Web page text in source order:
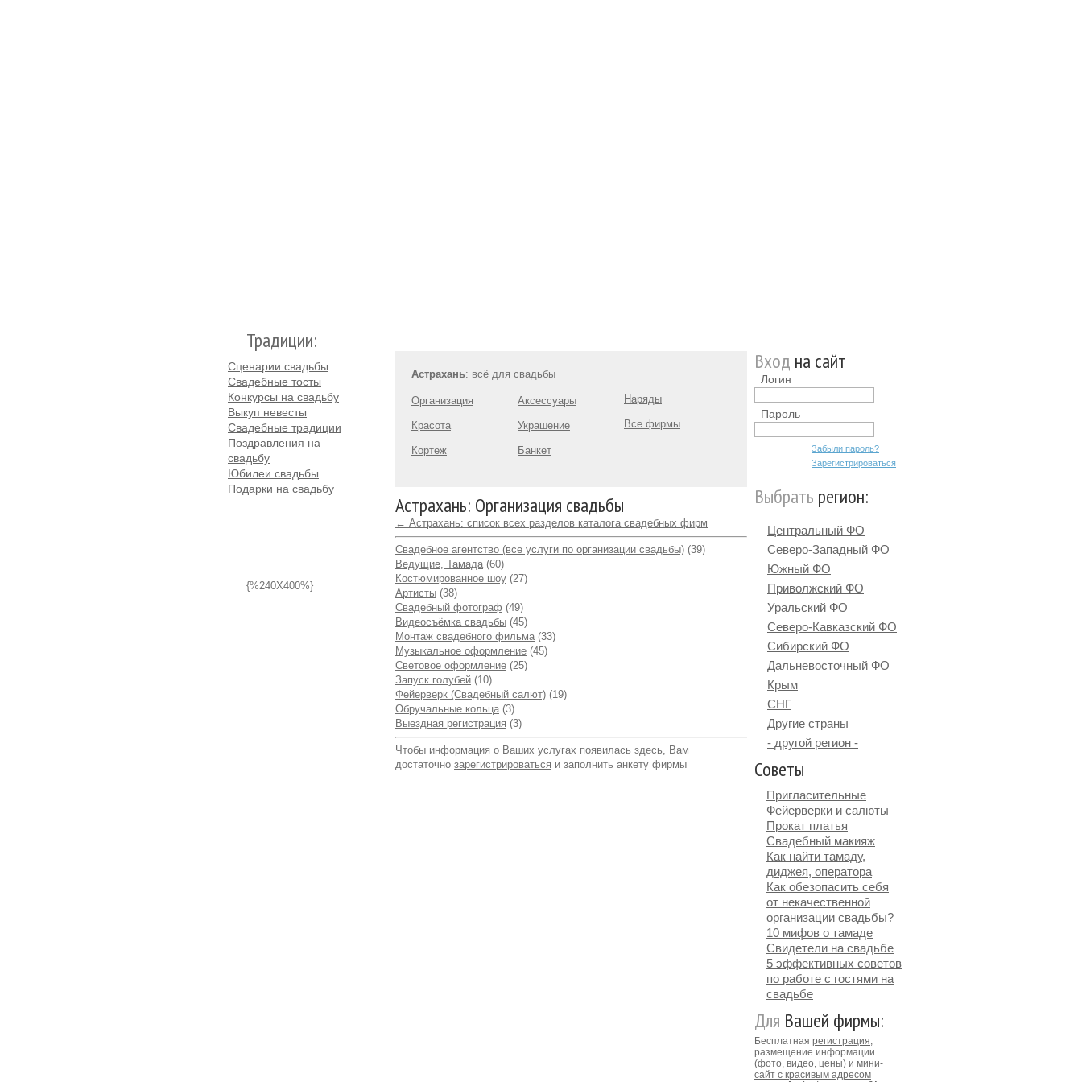
Традиции:
Сценарии свадьбы
Свадебные тосты
Конкурсы на свадьбу
Выкуп невесты
Свадебные традиции
Поздравления на
свадьбу
Юбилеи свадьбы
Подарки на свадьбу
{%240X400%}
Астрахань: всё для свадьбы
Организация
Красота
Кортеж
Аксессуары
Украшение
Банкет
Наряды
Все фирмы
Астрахань: Организация свадьбы
← Астрахань: список всех разделов каталога свадебных фирм
Свадебное агентство (все услуги по организации свадьбы) (39)
Ведущие, Тамада(60)
Костюмированное шоу (27)
Артисты (38)
Свадебный фотограф (49)
Видеосъёмка свадьбы (45)
Монтаж свадебного фильма(33)
Музыкальное оформление (45)
Световое оформление (25)
Запуск голубей (10)
Фейерверк (Свадебный салют) (19)
Обручальные кольца(3)
Выездная регистрация (3)
Чтобы информация о Ваших услугах появилась здесь, Вам
достаточно зарегистрироваться и заполнить анкету фирмы
Вход на сайт
Логин
Пароль
Забыли пароль?
Зарегистрироваться
Выбрать регион:
Центральный ФО
Северо-Западный ФО
Южный ФО
Приволжский ФО
Уральский ФО
Северо-Кавказский ФО
Сибирский ФО
Дальневосточный ФО
Крым
СНГ
Другие страны
- другой регион -
Советы
Пригласительные
Фейерверки и салюты
Прокат платья
Свадебный макияж
Как найти тамаду,
диджея, оператора
Как обезопасить себя
от некачественной
организации свадьбы?
10 мифов о тамаде
Свидетели на свадьбе
5 эффективных советов
по работе с гостями на
свадьбе
Для Вашей фирмы:
Бесплатная регистрация,
размещение информации
(фото, видео, цены) и мини-
сайт с красивым адресом